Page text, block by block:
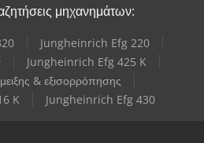
μηχανημάτων:
Jungheinrich Efg 220
Jungheinrich Efg 425 K
& εξισορρόπησης
K
Jungheinrich Efg 430